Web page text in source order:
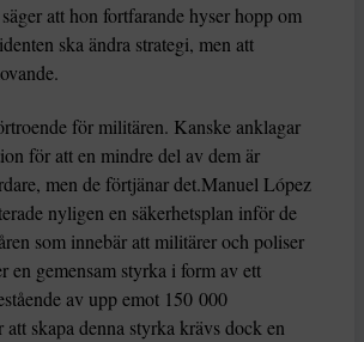
att hon fortfarande hyser hopp om
ska ändra strategi, men att
för militären. Kanske anklagar
för att en mindre del av dem är
men de förtjänar det.Manuel López
nyligen en säkerhetsplan inför de
som innebär att militärer och poliser
en gemensam styrka i form av ett
av upp emot 150 000
att skapa denna styrka krävs dock en